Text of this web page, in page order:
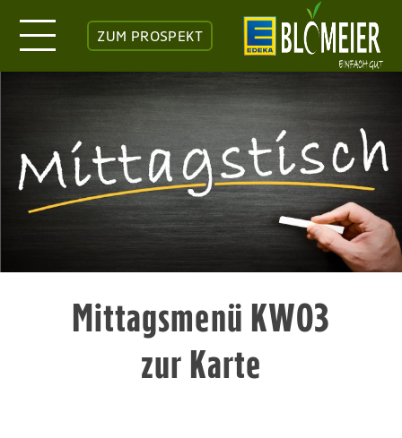
ZUM PROSPEKT
Mittagsmenü KW03
zur Karte